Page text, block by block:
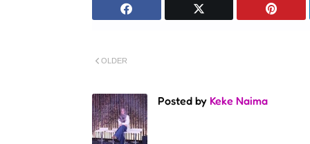
OLDER
Posted by Keke Naima